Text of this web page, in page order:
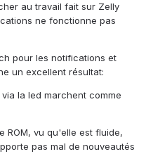
au travail fait sur Zelly
ne fonctionne pas
pour les notifications et
un excellent résultat:
la led marchent comme
ROM, vu qu'elle est fluide,
pas mal de nouveautés